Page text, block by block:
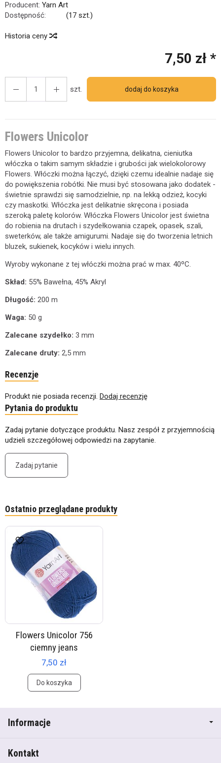
Producent: Yarn Art
Dostępność:
(17 szt.)
Historia ceny
7,50 zł *
szt. dodaj do koszyka
Flowers Unicolor
Flowers Unicolor to bardzo przyjemna, delikatna, cieniutka
włóczka o takim samym składzie i grubości jak wielokolorowy
Flowers. Włóczki można łączyć, dzięki czemu idealnie nadaje się
do powiększenia robótki. Nie musi być stosowana jako dodatek -
świetnie sprawdzi się samodzielnie, np. na lekką odzież, kocyki
czy maskotki. Włóczka jest delikatnie skręcona i posiada
szeroką paletę kolorów. Włóczka Flowers Unicolor jest świetna
do robienia na drutach i szydełkowania czapek, opasek, szali,
sweterków, ale także amigurumi. Nadaje się do tworzenia letnich
bluzek, sukienek, kocyków i wielu innych.
Wyroby wykonane z tej włóczki można prać w max. 40ºC.
Skład: 55% Bawełna, 45% Akryl
Długość: 200 m
Waga: 50 g
Zalecane szydełko: 3 mm
Zalecane druty: 2,5 mm
Recenzje
Produkt nie posiada recenzji. Dodaj recenzję
Pytania do produktu
Zadaj pytanie dotyczące produktu. Nasz zespół z przyjemnością
udzieli szczegółowej odpowiedzi na zapytanie.
Zadaj pytanie
Ostatnio przeglądane produkty
Flowers Unicolor 756
ciemny jeans
7,50 zł
Do koszyka
Informacje
Kontakt